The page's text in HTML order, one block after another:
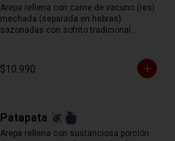
Arepa rellena con carne de vacuno (res)
mechada (separada en hebras)
sazonadas con sofrito tradicional
rallado.
$10.990
Patapata
Arepa rellena con sustanciosa porción